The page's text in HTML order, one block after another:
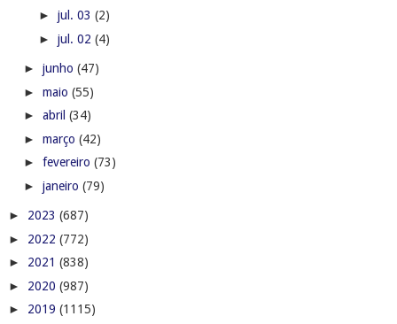
► jul. 03 (2)
► jul. 02 (4)
► junho (47)
► maio (55)
► abril (34)
► março (42)
► fevereiro (73)
► janeiro (79)
► 2023 (687)
► 2022 (772)
► 2021 (838)
► 2020 (987)
► 2019 (1115)